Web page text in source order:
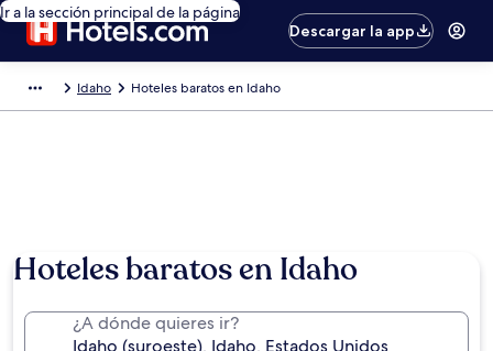
Ir a la sección principal de la página
Descargar la app
Idaho Hoteles baratos en Idaho
Hoteles baratos en Idaho
¿A dónde quieres ir?
Idaho (suroeste), Idaho, Estados Unidos